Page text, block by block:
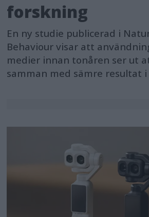
forskning
En ny studie publicerad i
Behaviour visar att
medier innan tonåren ser ut
samman med sämre resultat i